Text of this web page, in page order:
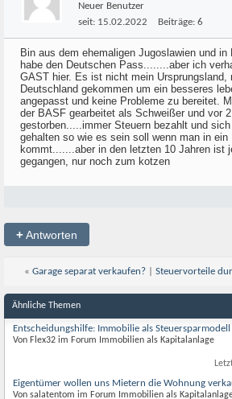
Neuer Benutzer
seit: 15.02.2022 Beiträge: 6
Bin aus dem ehemaligen Jugoslawien und in
habe den Deutschen Pass........aber ich
GAST hier. Es ist nicht mein Ursprungsland,
Deutschland gekommen um ein besseres
angepasst und keine Probleme zu bereitet.
der BASF gearbeitet als Schweißer und vor
gestorben.....immer Steuern bezahlt und
gehalten so wie es sein soll wenn man in ein
kommt.......aber in den letzten 10 Jahren ist
gegangen, nur noch zum kotzen
+Antworten
« Garage separat verkaufen? Steuervorteile
Ähnliche Themen
Entscheidungshilfe: Immobilie als Steuersparmodell
Von Flex32 im Forum Immobilien als Kapitalanlage
Eigentümer wollen uns Mietern die Wohnung
Von salatentom im Forum Immobilien als